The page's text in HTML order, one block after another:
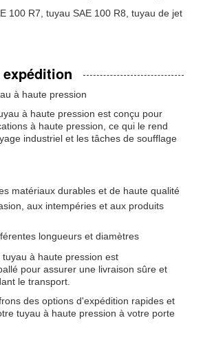
100 R7, tuyau SAE 100 R8, tuyau de jet
à haute pression
à haute pression est conçu pour
à haute pression, ce qui le rend
industriel et les tâches de soufflage
matériaux durables et de haute qualité
aux intempéries et aux produits
longueurs et diamètres
à haute pression est
pour assurer une livraison sûre et
le transport.
des options d'expédition rapides et
tuyau à haute pression à votre porte